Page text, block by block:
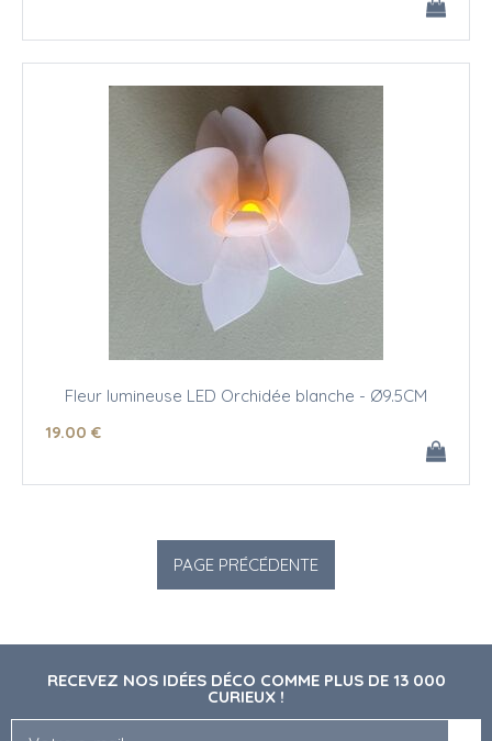
Fleur lumineuse LED Orchidée blanche - Ø9.5CM
19.00 €
RECEVEZ NOS IDÉES DÉCO COMME PLUS DE 13 000
CURIEUX !